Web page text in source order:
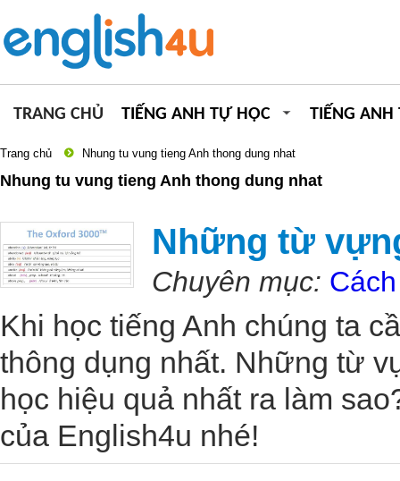
TRANG CHỦ TIẾNG ANH TỰ HỌC TIẾNG ANH
Trang chủ Nhung tu vung tieng Anh thong dung nhat
Nhung tu vung tieng Anh thong dung nhat
Những từ
Chuyên mục:
Khi học tiếng Anh chúng ta
thông dụng nhất. Những từ
học hiệu quả nhất ra làm
của English4u nhé!